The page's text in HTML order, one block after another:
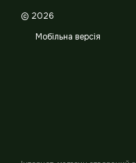
© 2026
Мобільна версія